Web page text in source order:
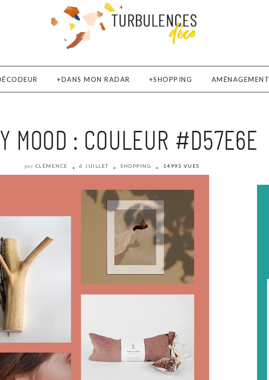
DANS MON RADAR SHOPPING AMÉNAGEMENT
MOOD : COULEUR #D57E6E
par CLÉMENCE 6 JUILLET SHOPPING 14993 VUES